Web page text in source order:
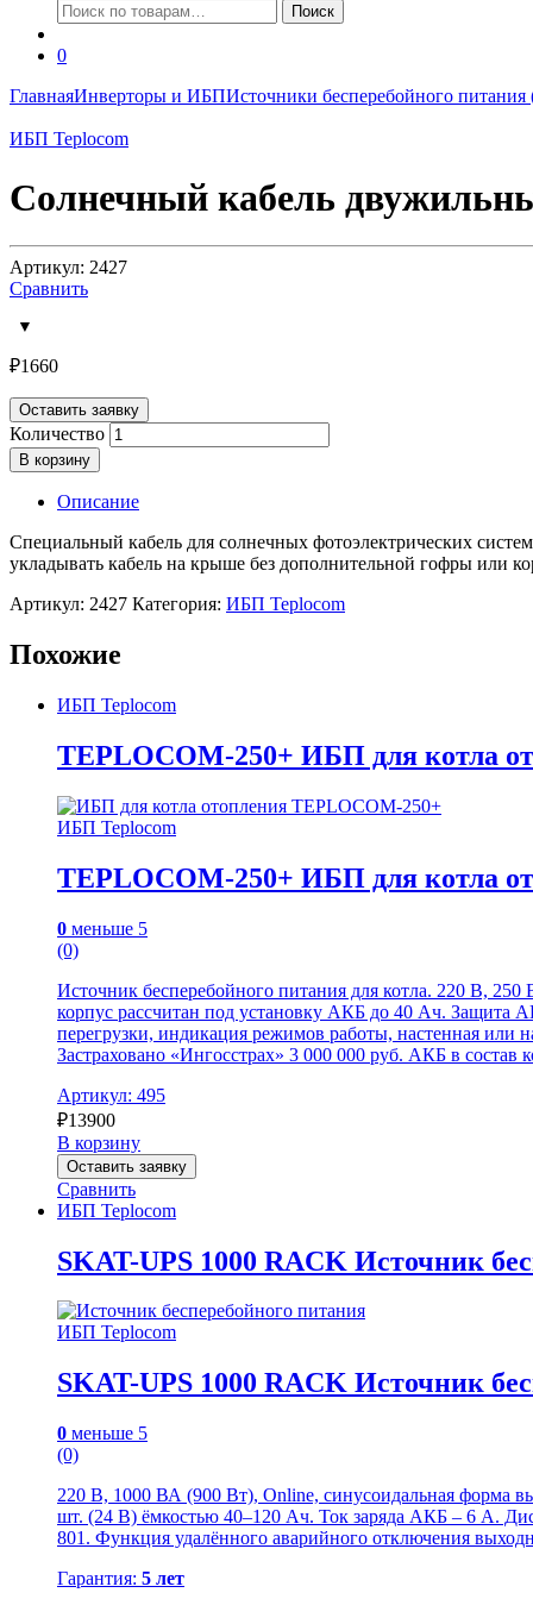
Искать:
Поиск
0
ГлавнаяИнверторы и ИБПИсточники бесперебойного
ИБП Teplocom
Солнечный кабель
Артикул: 2427
Сравнить
₽1660
Оставить заявку
Количество
В корзину
Описание
Специальный кабель для солнечных фотоэлектрических
укладывать кабель на крыше без дополнительной гофры или
Артикул: 2427 Категория: ИБП Teplocom
Похожие
ИБП Teplocom
TEPLOCOM-250+ ИБП для котла
ИБП Teplocom
TEPLOCOM-250+ ИБП для котла
0 меньше 5
(0)
Источник бесперебойного питания для котла. 220 В,
корпус рассчитан под установку АКБ до 40 Ач. Защита
перегрузки, индикация режимов работы, настенная или
Застраховано «Ингосстрах» 3 000 000 руб. АКБ в состав
Артикул: 495
₽13900
В корзину
Оставить заявку
Сравнить
ИБП Teplocom
SKAT-UPS 1000 RACK Источник
ИБП Teplocom
SKAT-UPS 1000 RACK Источник
0 меньше 5
(0)
220 В, 1000 ВА (900 Вт), Online, синусоидальная форма
шт. (24 В) ёмкостью 40–120 Ач. Ток заряда АКБ – 6 А.
801. Функция удалённого аварийного отключения
Гарантия: 5 лет